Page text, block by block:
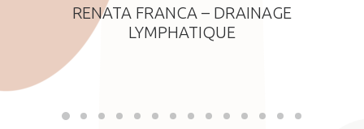
RENATA FRANCA – DRAINAGE
LYMPHATIQUE